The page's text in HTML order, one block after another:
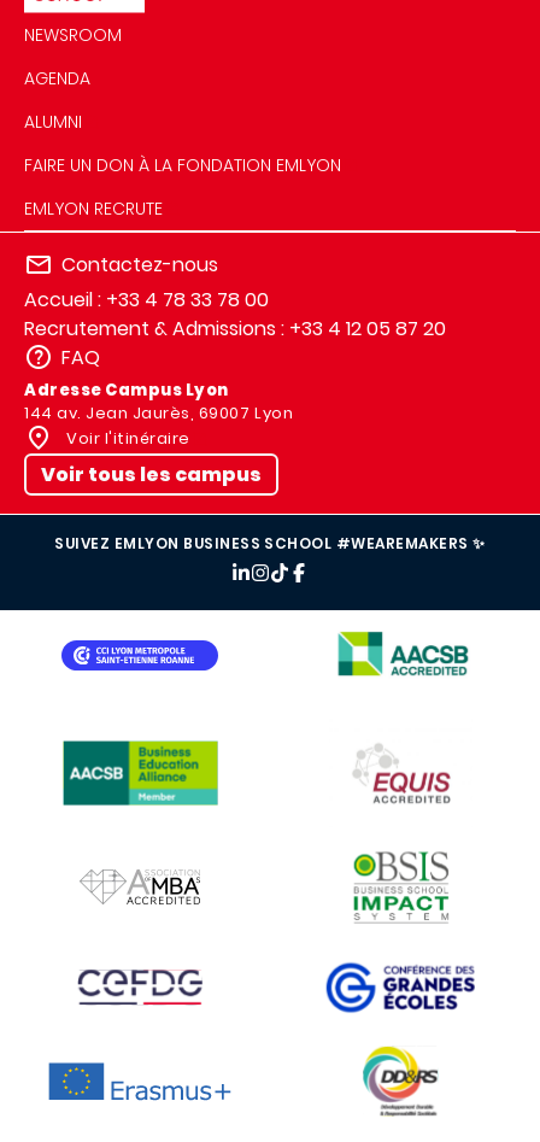
NEWSROOM
AGENDA
ALUMNI
FAIRE UN DON À LA FONDATION EMLYON
EMLYON RECRUTE
Contactez-nous
Accueil : +33 4 78 33 78 00
Recrutement & Admissions : +33 4 12 05 87 20
FAQ
Adresse Campus Lyon
144 av. Jean Jaurès, 69007 Lyon
Voir l'itinéraire
Voir tous les campus
SUIVEZ EMLYON BUSINESS SCHOOL #WEAREMAKERS ✨
IMAGE
IMAGE
IMAGE
IMAGE
IMAGE IMAGE